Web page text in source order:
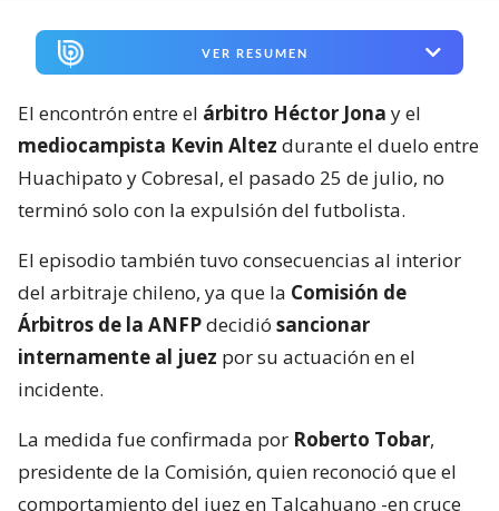
VER RESUMEN
El encontrón entre el árbitro Héctor Jona y el
mediocampista Kevin Altez durante el duelo entre
Huachipato y Cobresal, el pasado 25 de julio, no
terminó solo con la expulsión del futbolista.
El episodio también tuvo consecuencias al interior
del arbitraje chileno, ya que la Comisión de
Árbitros de la ANFPdecidió sancionar
internamente al juez por su actuación en el
incidente.
La medida fue confirmada por Roberto Tobar,
presidente de la Comisión, quien reconoció que el
comportamiento del juez en Talcahuano -en cruce